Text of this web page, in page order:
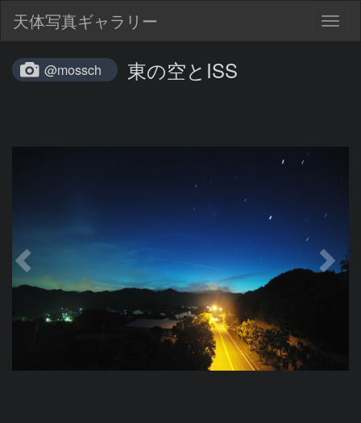
天体写真ギャラリー
@mossch 東の空とISS